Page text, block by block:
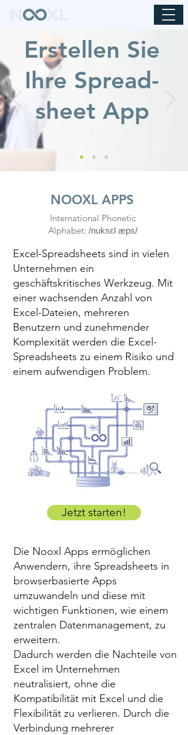
Erstellen Sie
Ihre ​Spread-
sheet App
NOOXL APPS
International Phonetic
Alphabet: /nuksɛl æps/
Excel-Spreadsheets sind in vielen
Unternehmen ein
geschäftskritisches Werkzeug. Mit
einer wachsenden Anzahl von
Excel-Dateien, mehreren
Benutzern und zunehmender
Komplexität werden die Excel-
Spreadsheets zu einem Risiko und
einem aufwendigen Problem.
Jetzt starten!
Die Nooxl Apps ermöglichen
Anwendern, ihre Spreadsheets in
browserbasierte Apps
umzuwandeln und diese mit
wichtigen Funktionen, wie einem
zentralen Datenmanagement, zu
erweitern.
Dadurch werden die Nachteile von
Excel im Unternehmen
neutralisiert, ohne die
Kompatibilität mit Excel und die
Flexibilität zu verlieren. Durch die
Verbindung mehrerer